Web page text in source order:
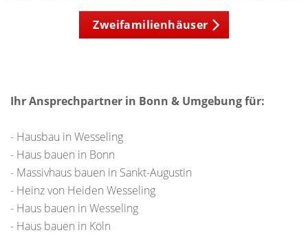
Zweifamilienhäuser
Ihr Ansprechpartner in Bonn & Umgebung für:
- Hausbau in Wesseling
- Haus bauen in Bonn
- Massivhaus bauen in Sankt-Augustin
- Heinz von Heiden Wesseling
- Haus bauen in Wesseling
- Haus bauen in Köln